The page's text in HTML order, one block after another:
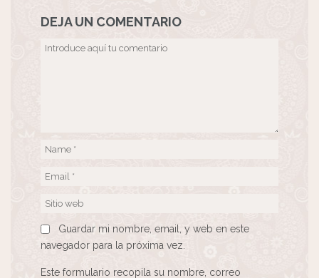
DEJA UN COMENTARIO
Guardar mi nombre, email, y web en este
navegador para la próxima vez.
Este formulario recopila su nombre, correo